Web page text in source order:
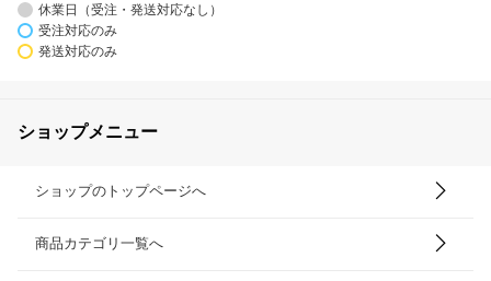
休業日（受注・発送対応なし）
受注対応のみ
発送対応のみ
ショップメニュー
ショップのトップページへ
商品カテゴリ一覧へ